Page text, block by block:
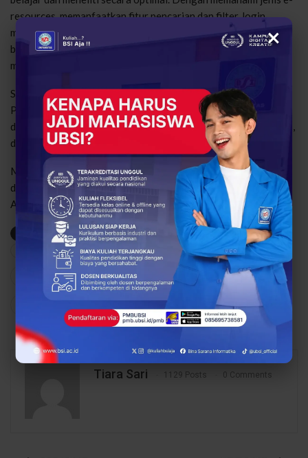
resources, memanfaatkan fitur pencarian dan filter, login
menggunakan akun resmi UBSI, mengelola referensi dengan
baik, serta mengikuti bimbingan pustakawan, pemustaka dapat
mengoptimalkan manfaat sumber daya digital ini.
Sebagai bagian dari UBSI sebagai Kampus Digital Kreatif,
Perpustakaan UBSI kampus Yogyakarta terus berperan aktif
dalam mendukung pembelajaran modern, penelitian berkualitas,
dan pengembangan literasi digital.
Mulailah eksplorasi e-resources Perpustakaan UBSI sekarang,
dan maksimalkan potensi penelitian serta pengalaman belajar
Anda secara optimal!(Tiara Sari)
Tips Memanfaatkan E-Resources Perpustakaan
UBSI KAMPUS YOGYAKARTA
0
Twitter Google+
Tiara Sari 1129 Posts 0 Comments
×